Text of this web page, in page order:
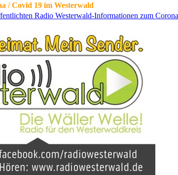
/ Covid 19 im Westerwald
Radio Westerwald-Informationen zum